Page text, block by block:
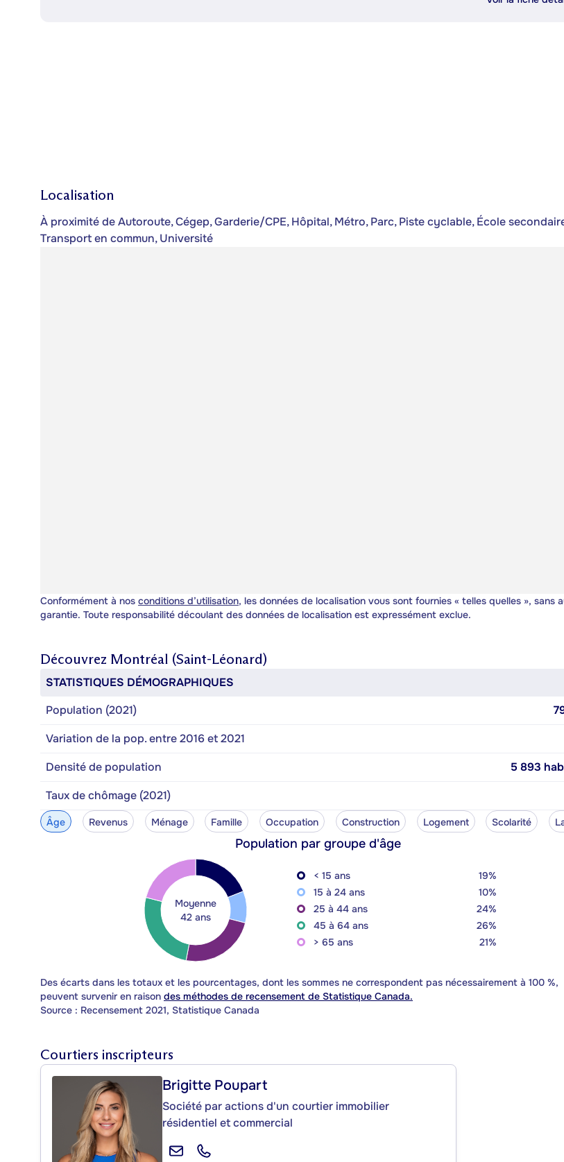
Localisation
À proximité de Autoroute, Cégep, Garderie/CPE, Hôpital, Métro, Parc, Piste cyclable, École
Transport en commun, Université
Conformément à nos conditions d’utilisation, les données de localisation vous sont fournies « telles quelles », sans
garantie. Toute responsabilité découlant des données de localisation est expressément exclue.
Découvrez Montréal (Saint-Léonard)
STATISTIQUES DÉMOGRAPHIQUES
Population (2021)
Variation de la pop. entre 2016 et 2021
Densité de population
5 893
Taux de chômage (2021)
Âge Revenus Ménage Famille Occupation Construction Logement Scolarité
Population par groupe d'âge
Moyenne
42 ans
< 15 ans
19%
15 à 24 ans
10%
25 à 44 ans
24%
45 à 64 ans
26%
> 65 ans
21%
Des écarts dans les totaux et les pourcentages, dont les sommes ne correspondent pas nécessairement à 100 %,
peuvent survenir en raison des méthodes de recensement de Statistique Canada.
Source : Recensement 2021, Statistique Canada
Courtiers inscripteurs
Brigitte Poupart
Société par actions d'un courtier immobilier
résidentiel et commercial